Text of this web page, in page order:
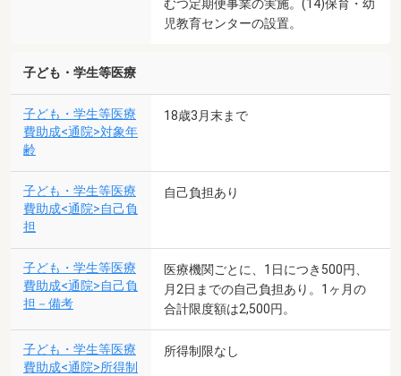
むつ定期便事業の実施。(14)保育・幼
児教育センターの設置。
子ども・学生等医療
子ども・学生等医療
費助成<通院>対象年
齢
18歳3月末まで
子ども・学生等医療
費助成<通院>自己負
担
自己負担あり
子ども・学生等医療
費助成<通院>自己負
担－備考
医療機関ごとに、1日につき500円、
月2日までの自己負担あり。1ヶ月の
合計限度額は2,500円。
子ども・学生等医療
費助成<通院>所得制
所得制限なし